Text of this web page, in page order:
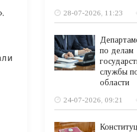
28-07-2026, 11:23
по делам
службы
области
24-07-2026, 09:21